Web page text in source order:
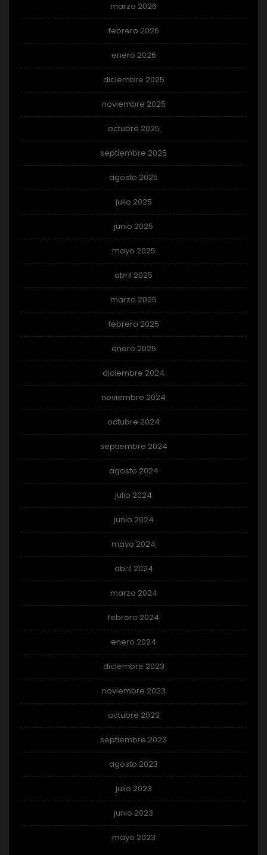
marzo 2026
febrero 2026
enero 2026
diciembre 2025
noviembre 2025
octubre 2025
septiembre 2025
agosto 2025
julio 2025
junio 2025
mayo 2025
abril 2025
marzo 2025
febrero 2025
enero 2025
diciembre 2024
noviembre 2024
octubre 2024
septiembre 2024
agosto 2024
julio 2024
junio 2024
mayo 2024
abril 2024
marzo 2024
febrero 2024
enero 2024
diciembre 2023
noviembre 2023
octubre 2023
septiembre 2023
agosto 2023
julio 2023
junio 2023
mayo 2023